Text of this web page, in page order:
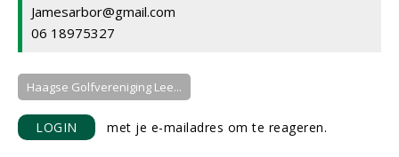
Jamesarbor@gmail.com
06 18975327
Haagse Golfvereniging Lee...
LOGIN met je e-mailadres om te reageren.